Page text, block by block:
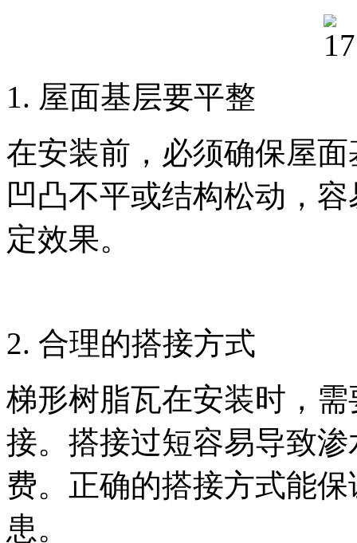
1. 屋面基层要平整
在安装前，必须确保屋
凹凸不平或结构松动，
定效果。
2. 合理的搭接方式
梯形树脂瓦在安装时，
接。搭接过短容易导致
费。正确的搭接方式能
患。